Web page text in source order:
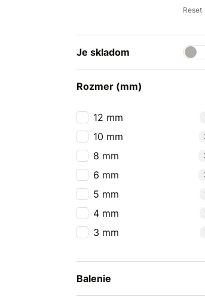
Reset
Je skladom
Rozmer (mm)
12 mm
10 mm
8 mm
6 mm
5 mm
4 mm
3 mm
Balenie